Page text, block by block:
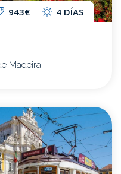
943€ 4 DÍAS
Madeira